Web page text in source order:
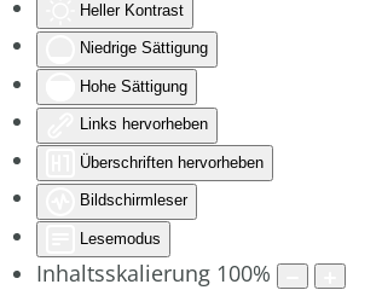
Heller Kontrast
Niedrige Sättigung
Hohe Sättigung
Links hervorheben
Überschriften hervorheben
Bildschirmleser
Lesemodus
Inhaltsskalierung 100%